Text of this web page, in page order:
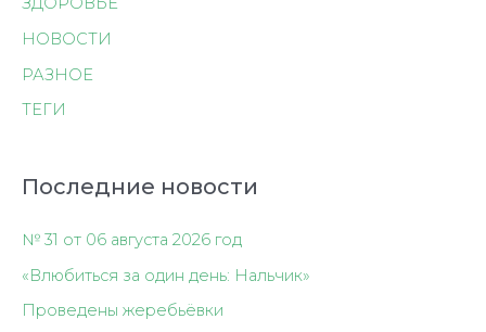
НОВОСТИ
РАЗНОЕ
ТЕГИ
Последние новости
№ 31 от 06 августа 2026 год
«Влюбиться за один день: Нальчик»
Проведены жеребьёвки